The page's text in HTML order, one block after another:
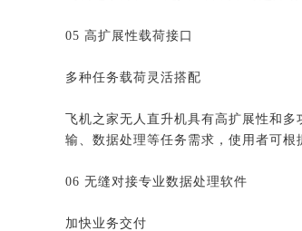
05 高扩展性载荷接口
多种任务载荷灵活搭配
飞机之家无人直升机具有高扩展性和
输、数据处理等任务需求，使用者可根
06 无缝对接专业数据处理软件
加快业务交付